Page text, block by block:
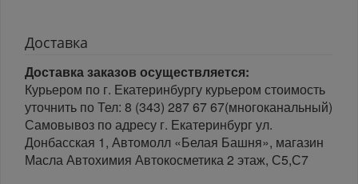
Доставка
Доставка заказов осуществляется:
Курьером по г. Екатеринбургу курьером стоимость
уточнить по Тел: 8 (343) 287 67 67(многоканальный)
Самовывоз по адресу г. Екатеринбург ул.
Донбасская 1, Автомолл «Белая Башня», магазин
Масла Автохимия Автокосметика 2 этаж, С5,С7